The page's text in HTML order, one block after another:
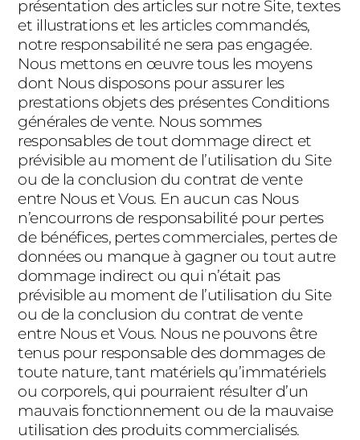
présentation des articles sur notre Site, textes
et illustrations et les articles commandés,
notre responsabilité ne sera pas engagée.
Nous mettons en œuvre tous les moyens
dont Nous disposons pour assurer les
prestations objets des présentes Conditions
générales de vente. Nous sommes
responsables de tout dommage direct et
prévisible au moment de l’utilisation du Site
ou de la conclusion du contrat de vente
entre Nous et Vous. En aucun cas Nous
n’encourrons de responsabilité pour pertes
de bénéfices, pertes commerciales, pertes de
données ou manque à gagner ou tout autre
dommage indirect ou qui n’était pas
prévisible au moment de l’utilisation du Site
ou de la conclusion du contrat de vente
entre Nous et Vous. Nous ne pouvons être
tenus pour responsable des dommages de
toute nature, tant matériels qu’immatériels
ou corporels, qui pourraient résulter d’un
mauvais fonctionnement ou de la mauvaise
utilisation des produits commercialisés.